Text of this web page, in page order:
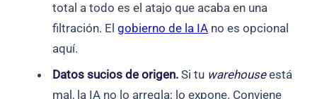
total a todo es el atajo que acaba en una
filtración. Elgobierno de la IA no es opcional
aquí.
Datos sucios de origen. Si tu warehouseestá
mal, la IA no lo arregla; lo expone. Conviene